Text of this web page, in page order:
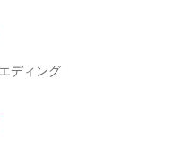
ディング